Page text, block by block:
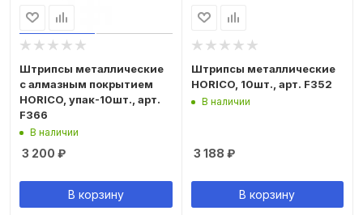
Штрипсы металлические
с алмазным покрытием
HORICO, упак-10шт., арт.
F366
В наличии
3 200 ₽
В корзину
Штрипсы металлические
HORICO, 10шт., арт. F352
В наличии
3 188 ₽
В корзину